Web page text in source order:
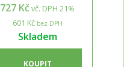
727 Kčvč. DPH 21%
601 Kčbez DPH
Skladem
KOUPIT